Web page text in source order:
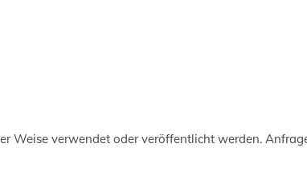
Weise verwendet oder veröffentlicht werden.